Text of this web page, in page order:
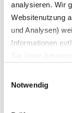
analysieren. Wir
Websitenutzung
und Analysen)
Informationen
Sie ihnen
Es werden bei
USA oder
Die einzelnen
Notwendig
Entsorgung
REDcert EU-